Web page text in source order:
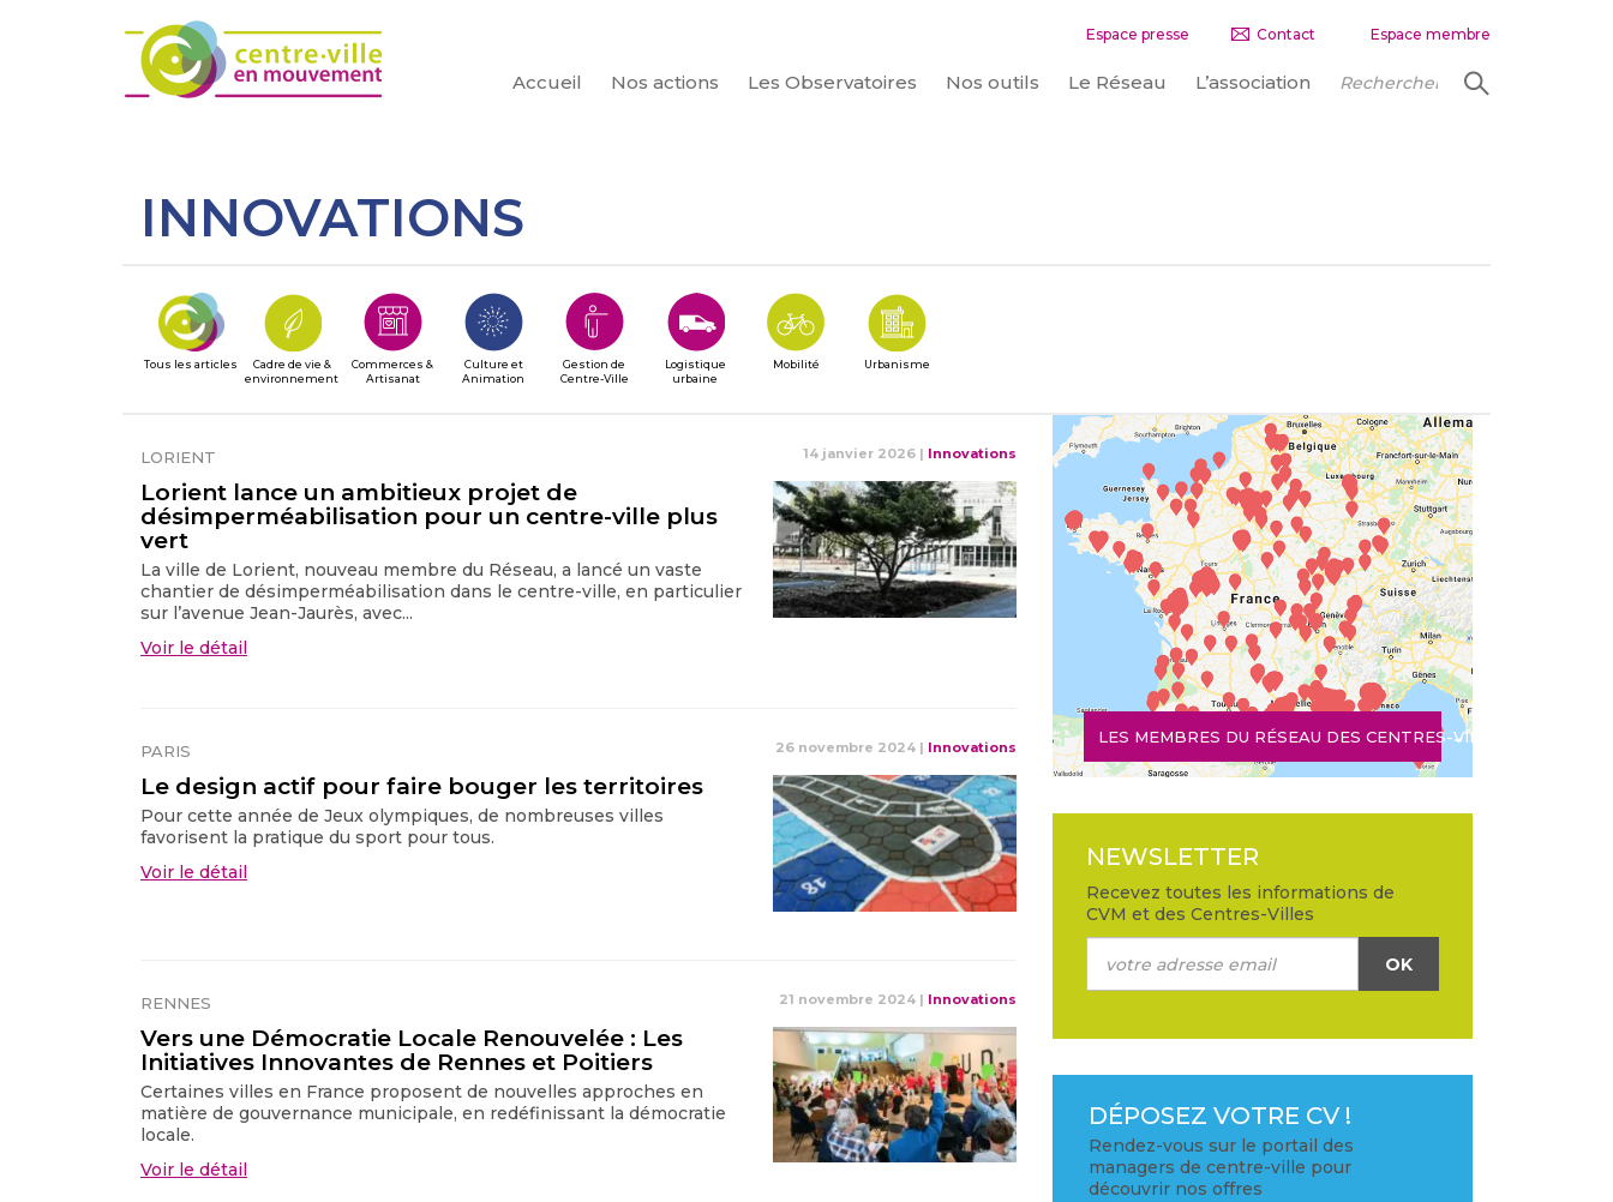
Espace presse Contact Espace membre
Accueil Nos actions Les Observatoires Nos outils Le Réseau L’association
CHERCHER
INNOVATIONS
Tous les articles
Cadre de vie &
environnement
Commerces &
Artisanat
Culture et
Animation
Gestion de
Centre-Ville
Logistique
urbaine
Mobilité Urbanisme
LORIENT 14 janvier 2026| Innovations
Lorient lance un ambitieux projet de
désimperméabilisation pour un centre-ville plus
vert
La ville de Lorient, nouveau membre du Réseau, a lancé un vaste
chantier de désimperméabilisation dans le centre-ville, en particulier
sur l’avenue Jean-Jaurès, avec...
Voir le détail
PARIS 26 novembre 2024| Innovations
Le design actif pour faire bouger les territoires
Pour cette année de Jeux olympiques, de nombreuses villes
favorisent la pratique du sport pour tous.
Voir le détail
RENNES 21 novembre 2024| Innovations
Vers une Démocratie Locale Renouvelée : Les
Initiatives Innovantes de Rennes et Poitiers
Certaines villes en France proposent de nouvelles approches en
matière de gouvernance municipale, en redéfinissant la démocratie
locale.
Voir le détail
LES MEMBRES DU RÉSEAU DES CENTRES-VILLES
NEWSLETTER
Recevez toutes les informations de
CVM et des Centres-Villes
OK
DÉPOSEZ VOTRE CV !
Rendez-vous sur le portail des
managers de centre-ville pour
découvrir nos offres